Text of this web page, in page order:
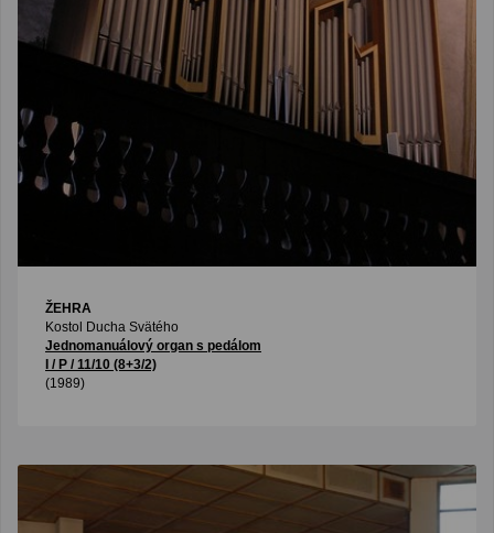
ŽEHRA
Kostol Ducha Svätého
Jednomanuálový organ s pedálom
I / P / 11/10 (8+3/2)
(1989)